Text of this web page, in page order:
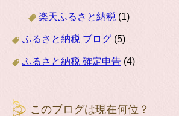
楽天ふるさと納税 (1)
ふるさと納税 ブログ (5)
ふるさと納税 確定申告 (4)
このブログは現在何位？